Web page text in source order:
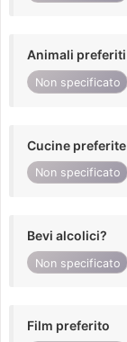
Animali preferiti
Non specificato
Cucine preferite
Non specificato
Bevi alcolici?
Non specificato
Film preferito